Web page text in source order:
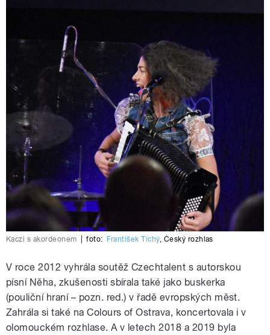
Kaczi s akordeonem foto: František Tichý, Český rozhlas
V roce 2012 vyhrála soutěž Czechtalent s autorskou
písní Něha, zkušenosti sbírala také jako buskerka
(pouliční hraní – pozn. red.) v řadě evropských měst.
Zahrála si také na Colours of Ostrava, koncertovala i v
olomouckém rozhlase. A v letech 2018 a 2019 byla